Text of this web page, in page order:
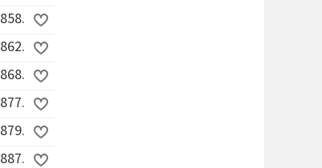
858.
862.
868.
877.
879.
887.